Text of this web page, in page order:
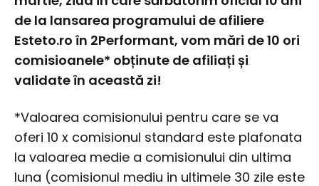
de la lansarea programului de afiliere
Esteto.ro în 2Performant, vom mări de 10 ori
comisioanele* obținute de afiliați și
validate în această zi!
*Valoarea comisionului pentru care se va
oferi 10 x comisionul standard este plafonata
la valoarea medie a comisionului din ultima
luna (comisionul mediu in ultimele 30 zile este